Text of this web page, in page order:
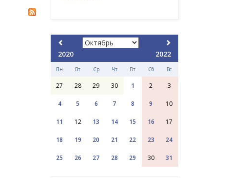
2020 2022
Пн Вт Ср Чт Пт Сб Вс
27 28 29 30 1 2 3
4 5 6 7 8 9 10
11 12 13 14 15 16 17
18 19 20 21 22 23 24
25 26 27 28 29 30 31